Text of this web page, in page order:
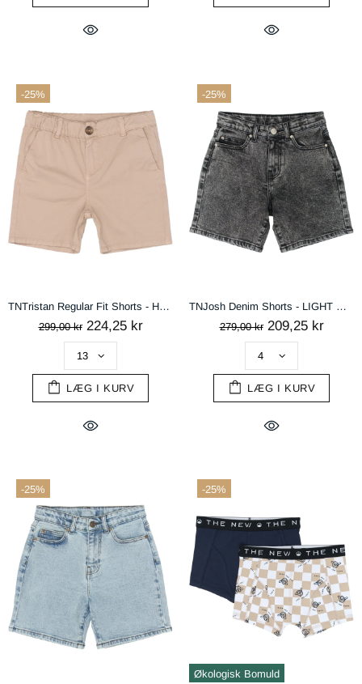
-25%
TNTristan Regular Fit Shorts - Humus
299,00 kr 224,25 kr
LÆG I KURV
-25%
TNJosh Denim Shorts - LIGHT GREY DENIM
279,00 kr 209,25 kr
LÆG I KURV
-25% -25%
Økologisk Bomuld